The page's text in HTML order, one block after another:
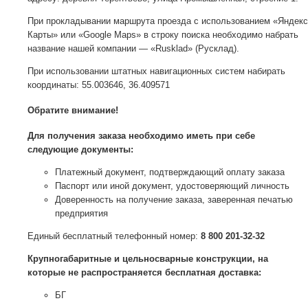
При прокладывании маршрута проезда с использованием «Яндекс
Карты» или «Google Maps» в строку поиска необходимо набрать
название нашей компании — «Rusklad» (Русклад).
При использовании штатных навигационных систем набирать
координаты: 55.003646, 36.409571
Обратите внимание!
Для получения заказа необходимо иметь при себе
следующие документы:
Платежный документ, подтверждающий оплату заказа
Паспорт или иной документ, удостоверяющий личность
Доверенность на получение заказа, заверенная печатью
предприятия
Единый бесплатный телефонный номер: 8 800 201-32-32
Крупногабаритные и цельносварные конструкции, на
которые не распространяется бесплатная доставка:
БГ